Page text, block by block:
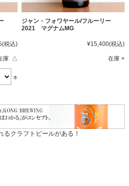
(税込)
庫 △
本
ジャン・フォワヤール/フルーリー
2021 マグナムMG
¥15,400(税込)
在庫 ×
るクラフトビールがある！